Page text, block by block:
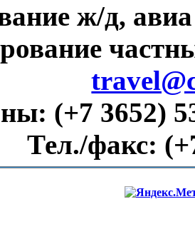
ж/д,
(+7 3652)
Тел./факс: